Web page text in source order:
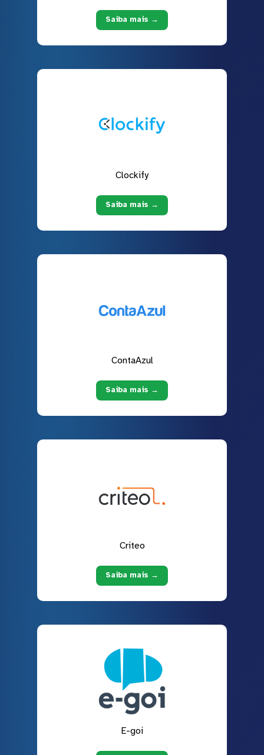
Saiba mais →
Clockify
Saiba mais →
ContaAzul
Saiba mais →
Criteo
Saiba mais →
E-goi